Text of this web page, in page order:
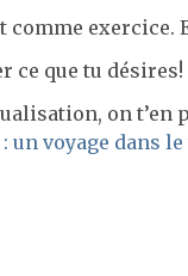
exercice.
ce que tu désires!
on t’en
voyage dans le